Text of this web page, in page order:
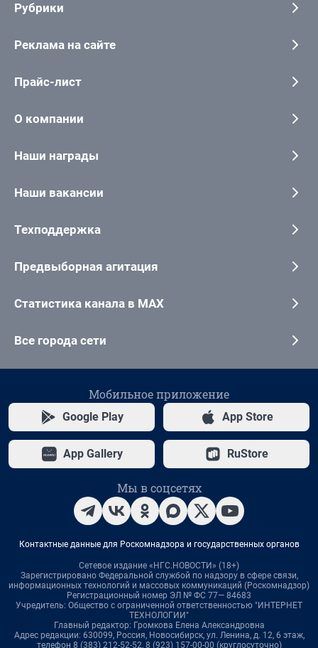
Рубрики
Реклама на сайте
Прайс-лист
О компании
Наши награды
Наши вакансии
Техподдержка
Предвыборная агитация
Статистика канала в MAX
Все города сети
Мобильное приложение
Google Play App Store
App Gallery RuStore
Мы в соцсетях
Контактные данные для Роскомнадзора и государственных органов
Сетевое издание «НГС.НОВОСТИ» (18+)
Зарегистрировано Федеральной службой по надзору в сфере связи,
информационных технологий и массовых коммуникаций (Роскомнадзор)
Регистрационный номер ЭЛ № ФС 77— 84683
Учредитель: Общество с ограниченной ответственностью "ИНТЕРНЕТ
ТЕХНОЛОГИИ"
Главный редактор: Громкова Елена Александровна
Адрес редакции: 630099, Россия, Новосибирск, ул. Ленина, д. 12, 6 этаж,
телефон 8 (383) 212-52-52, 8 (923) 157-00-00 (круглосуточно)